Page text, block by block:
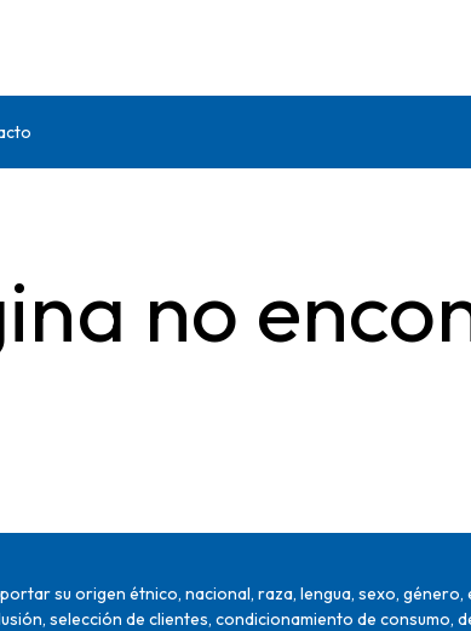
no
su origen étnico, nacional, raza, lengua, sexo,
selección de clientes, condicionamiento de consumo,